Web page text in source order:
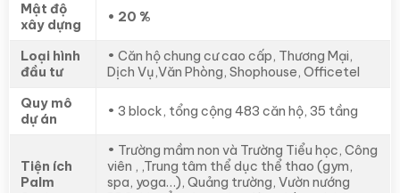
Mật độ
xây dựng
• 20 %
Loại hình
đầu tư
• Căn hộ chung cư cao cấp, Thương Mại,
Dịch Vụ,Văn Phòng, Shophouse, Officetel
Quy mô
dự án
• 3 block, tổng cộng 483 căn hộ, 35 tầng
Tiện ích
Palm
• Trường mầm non và Trường Tiểu học, Công
viên , ,Trung tâm thể dục thể thao (gym,
spa, yoga…), Quảng trường, Vườn nướng